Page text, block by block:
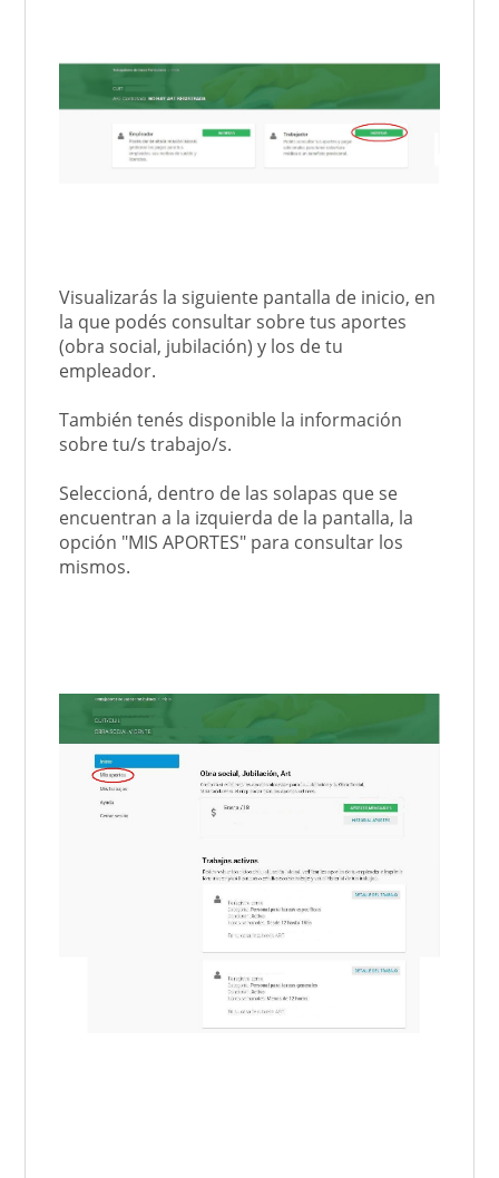
Visualizarás la siguiente pantalla de inicio, en
la que podés consultar sobre tus aportes
(obra social, jubilación) y los de tu
empleador.
También tenés disponible la información
sobre tu/s trabajo/s.
Seleccioná, dentro de las solapas que se
encuentran a la izquierda de la pantalla, la
opción "MIS APORTES" para consultar los
mismos.